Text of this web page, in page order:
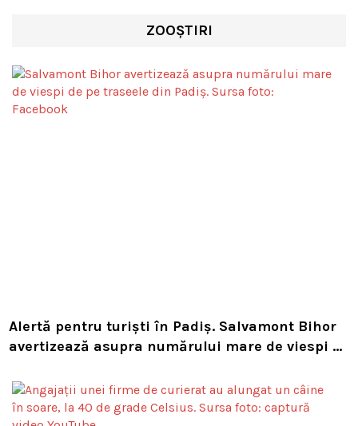
ZOOȘTIRI
Alertă pentru turiști în Padiș. Salvamont Bihor
avertizează asupra numărului mare de viespi de